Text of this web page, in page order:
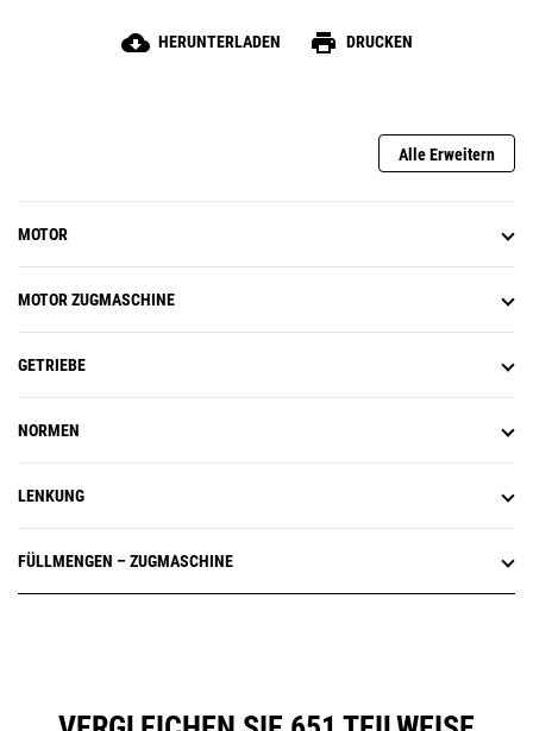
cloud_download HERUNTERLADEN print DRUCKEN
Alle Erweitern
MOTOR
MOTOR ZUGMASCHINE
GETRIEBE
NORMEN
LENKUNG
FÜLLMENGEN – ZUGMASCHINE